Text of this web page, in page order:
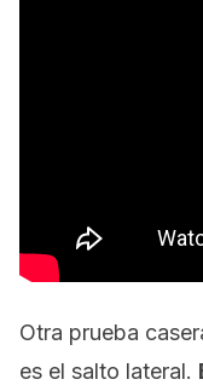
Otra prueba
es el salto lateral.